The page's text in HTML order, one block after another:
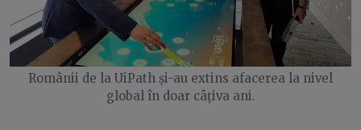
Românii de la UiPath și-au extins afacerea la nivel
global în doar câțiva ani.